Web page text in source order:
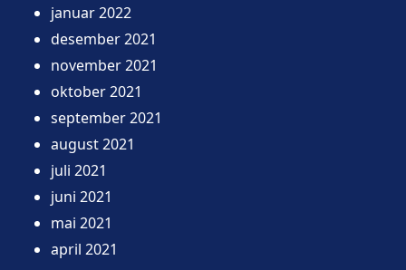
januar 2022
desember 2021
november 2021
oktober 2021
september 2021
august 2021
juli 2021
juni 2021
mai 2021
april 2021